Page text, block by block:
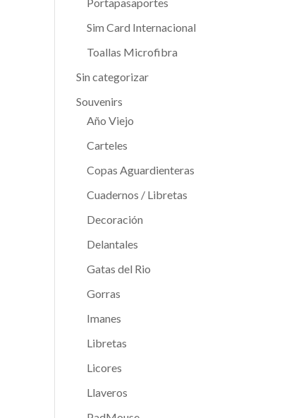
Sim Card Internacional
Toallas Microfibra
Sin categorizar
Souvenirs
Año Viejo
Carteles
Copas Aguardienteras
Cuadernos / Libretas
Decoración
Delantales
Gatas del Rio
Gorras
Imanes
Libretas
Licores
Llaveros